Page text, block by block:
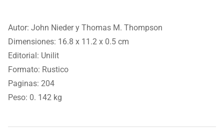
Autor: John Nieder y Thomas M. Thompson
Dimensiones: 16.8 x 11.2 x 0.5 cm
Editorial: Unilit
Formato: Rustico
Paginas: 204
Peso: 0. 142 kg